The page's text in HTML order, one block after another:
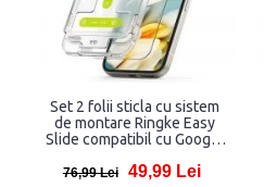
Set 2 folii sticla cu sistem
de montare Ringke Easy
Slide compatibil cu Google
76,99 Lei 49,99 Lei